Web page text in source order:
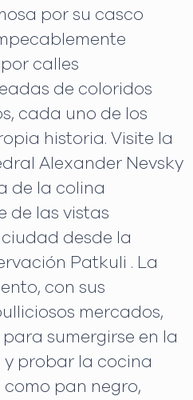
por su casco
calles
de coloridos
cada uno de los
historia. Visite la
Alexander Nevsky
de la colina
de las vistas
desde la
Patkuli . La
con sus
mercados,
sumergirse en la
probar la cocina
pan negro,